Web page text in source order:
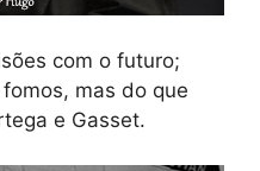
com o futuro;
mas do que
e Gasset.